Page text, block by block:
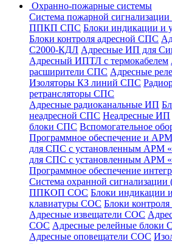
Охранно-пожарные системы
Система пожарной
ППКП СПС Блоки индикации и
Блоки контроля адресной СПС
С2000-КДЛ Адресные ИП для
Адресный ИПТЛ с термокабелем
расширители СПС Адресные
Изоляторы КЗ линий СПС
ретрансляторы СПС
Адресные радиоканальные ИП
неадресной СПС Неадресные ИП
блоки СПС Вспомогательное
Программное обеспечение и
для СПС с установленным АРМ
для СПС с установленным АРМ
Программное обеспечение
Система охранной сигнализации
ППКОП СОС Блоки индикации
клавиатуры СОС Блоки
Адресные извещатели СОС
СОС Адресные релейные блоки
Адресные оповещатели СОС